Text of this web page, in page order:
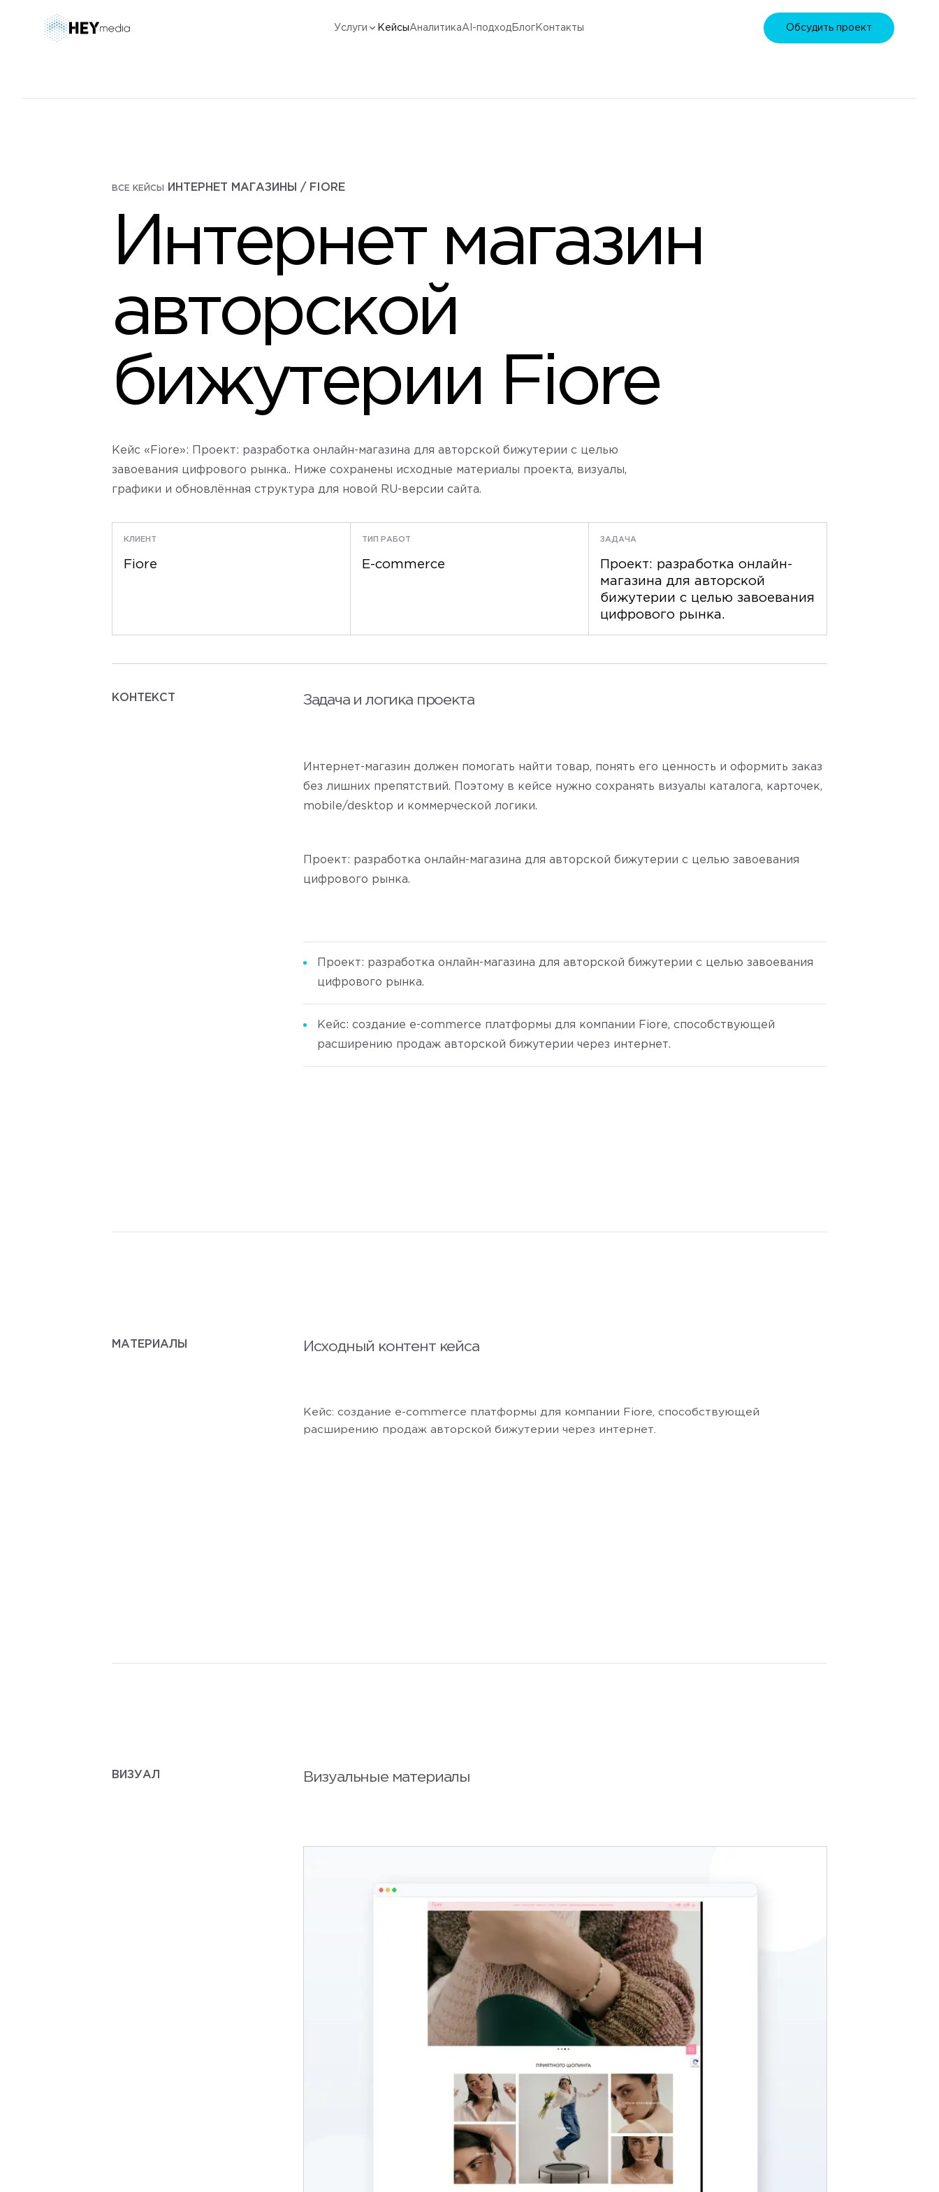
Услуги КейсыАналитикаAI-подход БлогКонтакты Обсудить проект
ВСЕ КЕЙСЫ ИНТЕРНЕТ МАГАЗИНЫ / FIORE
Интернет магазин
авторской
бижутерии Fiore
Кейс «Fiore»: Проект: разработка онлайн-магазина для авторской бижутерии с целью
завоевания цифрового рынка.. Ниже сохранены исходные материалы проекта, визуалы,
графики и обновлённая структура для новой RU-версии сайта.
КЛИЕНТ
Fiore
ТИП РАБОТ
E-commerce
ЗАДАЧА
Проект: разработка онлайн-
магазина для авторской
бижутерии с целью завоевания
цифрового рынка.
КОНТЕКСТ Задача и логика проекта
Интернет-магазин должен помогать найти товар, понять его ценность и оформить заказ
без лишних препятствий. Поэтому в кейсе нужно сохранять визуалы каталога, карточек,
mobile/desktop и коммерческой логики.
Проект: разработка онлайн-магазина для авторской бижутерии с целью завоевания
цифрового рынка.
Проект: разработка онлайн-магазина для авторской бижутерии с целью завоевания
цифрового рынка.
Кейс: создание e-commerce платформы для компании Fiore, способствующей
расширению продаж авторской бижутерии через интернет.
МАТЕРИАЛЫ Исходный контент кейса
Кейс: создание e-commerce платформы для компании Fiore, способствующей
расширению продаж авторской бижутерии через интернет.
ВИЗУАЛ Визуальные материалы